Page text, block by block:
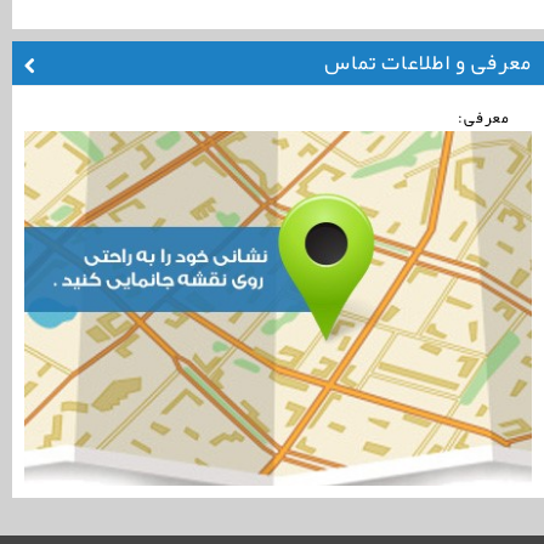
معرفی و اطلاعات تماس
معرفی: